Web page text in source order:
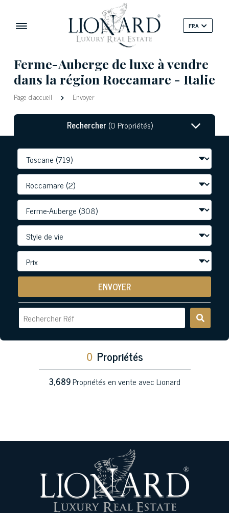
FRA
Ferme-Auberge de luxe à vendre
dans la région Roccamare - Italie
Page d'accueil Envoyer
Rechercher (0 Propriétés)
ENVOYER
0 Propriétés
3,689Propriétés en vente avec Lionard